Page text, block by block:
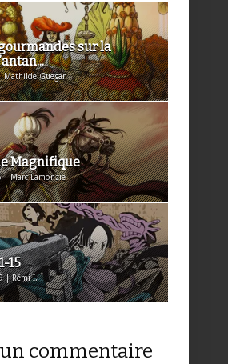
sur la
Guegan
Magnifique
| Marc Lamonzie
15
| Rémi I.
commentaire